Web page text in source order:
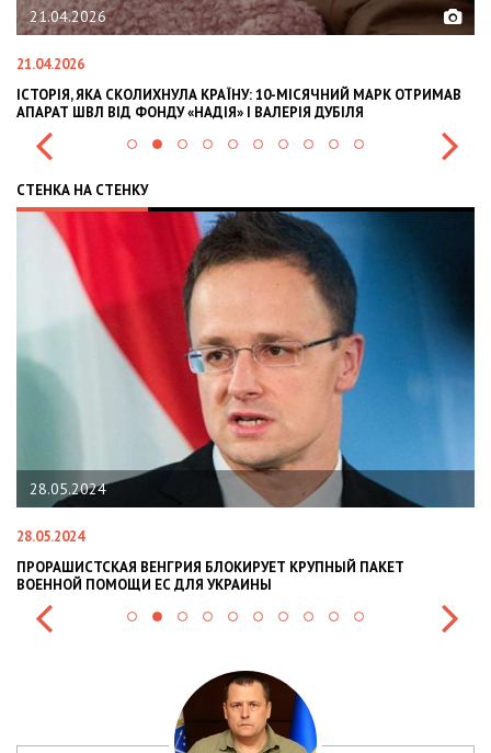
21.04.2026
21.04.2026
ІСТОРІЯ, ЯКА СКОЛИХНУЛА КРАЇНУ: 10-МІСЯЧНИЙ МАРК ОТРИМАВ
АПАРАТ ШВЛ ВІД ФОНДУ «НАДІЯ» І ВАЛЕРІЯ ДУБІЛЯ
СТЕНКА НА СТЕНКУ
28.05.2024
28.05.2024
ПРОРАШИСТСКАЯ ВЕНГРИЯ БЛОКИРУЕТ КРУПНЫЙ ПАКЕТ
ВОЕННОЙ ПОМОЩИ ЕС ДЛЯ УКРАИНЫ